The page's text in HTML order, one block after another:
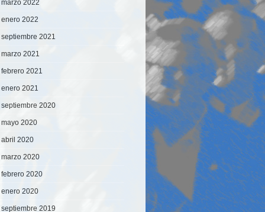
marzo 2022
enero 2022
septiembre 2021
marzo 2021
febrero 2021
enero 2021
septiembre 2020
mayo 2020
abril 2020
marzo 2020
febrero 2020
enero 2020
septiembre 2019